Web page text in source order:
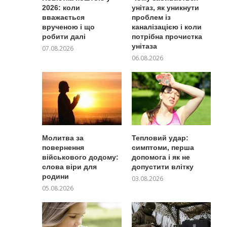
2026: коли
вважається
врученою і що
робити далі
07.08.2026
унітаз, як уникнути
проблем із
каналізацією і коли
потрібна прочистка
унітаза
06.08.2026
Молитва за
повернення
військового додому:
слова віри для
родини
05.08.2026
Тепловий удар:
симптоми, перша
допомога і як не
допустити влітку
03.08.2026